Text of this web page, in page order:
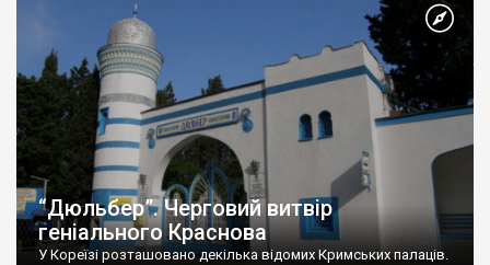
“Дюльбер”. Черговий витвір
геніального Краснова
У Кореїзі розташовано декілька відомих Кримських палаців.